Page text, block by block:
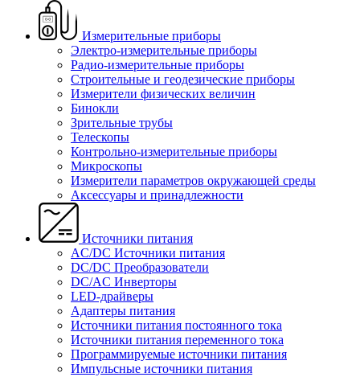
Измерительные приборы
Электро-измерительные приборы
Радио-измерительные приборы
Строительные и геодезические приборы
Измерители физических величин
Бинокли
Зрительные трубы
Телескопы
Контрольно-измерительные приборы
Микроскопы
Измерители параметров окружающей среды
Аксессуары и принадлежности
Источники питания
AC/DC Источники питания
DC/DC Преобразователи
DC/AC Инверторы
LED-драйверы
Адаптеры питания
Источники питания постоянного тока
Источники питания переменного тока
Программируемые источники питания
Импульсные источники питания